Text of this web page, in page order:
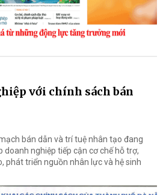
với chính sách bán
bán dẫn và trí tuệ nhân tạo đang
nghiệp tiếp cận cơ chế hỗ trợ,
phát triển nguồn nhân lực và hệ sinh